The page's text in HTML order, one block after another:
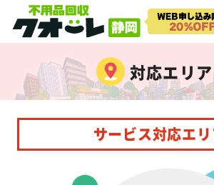
対応エリア
サービス対応エ